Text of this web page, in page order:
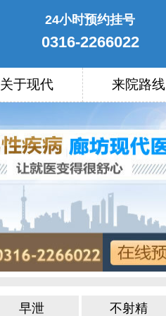
24小时预约挂号
0316-2266022
关于现代 来院路线
早泄 不射精